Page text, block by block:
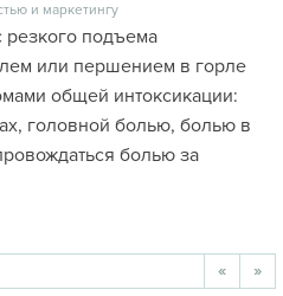
и маркетингу
резкого подъема
или першением в горле
общей интоксикации:
головной болью, болью в
болью за
« »